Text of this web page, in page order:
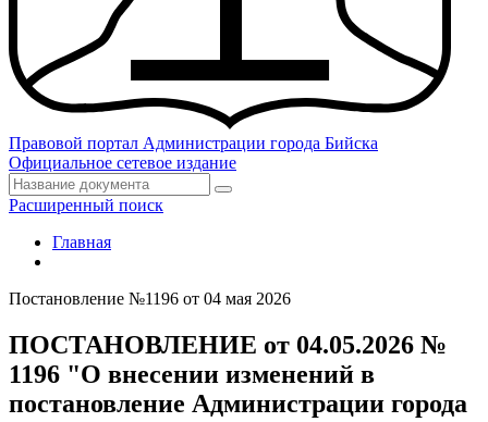
Правовой портал Администрации города Бийска
Официальное сетевое издание
Расширенный поиск
Главная
Постановление №1196 от 04 мая 2026
ПОСТАНОВЛЕНИЕ от 04.05.2026 №
1196 "О внесении изменений в
постановление Администрации города